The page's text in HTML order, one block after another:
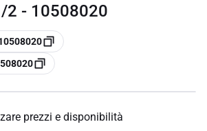
2 - 10508020
prezzi e disponibilità